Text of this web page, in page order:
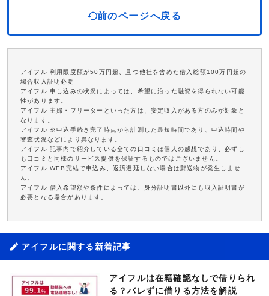
前のページへ戻る
アイフル 利用限度額が50万円超、且つ他社を含めた借入総額100万円超の
場合収入証明必要
アイフル 申し込みの状況によっては、希望に沿った融資を得られない可能
性があります。
アイフル 主婦・フリーターといった方は、安定収入がある方のみが対象と
なります。
アイフル ※申込手続き完了時点から計測した最短時間であり、申込時間や
審査状況などにより異なります。
アイフル 記事内で紹介している全ての口コミは個人の感想であり、必ずし
も口コミと同様のサービス提供を保証するものではございません。
アイフル WEB完結で申込み、返済遅延しない場合は郵送物が発生しませ
ん。
アイフル 借入希望額や条件によっては、身分証明書以外にも収入証明書が
必要となる場合があります。
アイフルに関する新着記事
アイフルは在籍確認なしで借りられ
る？バレずに借りる方法を解説